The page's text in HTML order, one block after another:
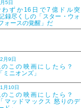
5日
わずか16日で7億ドル突
尽くしの「スター・ウォ
ォースの覚醒」だ
月9日
のこの映画にしたら？
ミニオンズ」
月10日
のこの映画にしたら？
マッドマックス 怒りのデ